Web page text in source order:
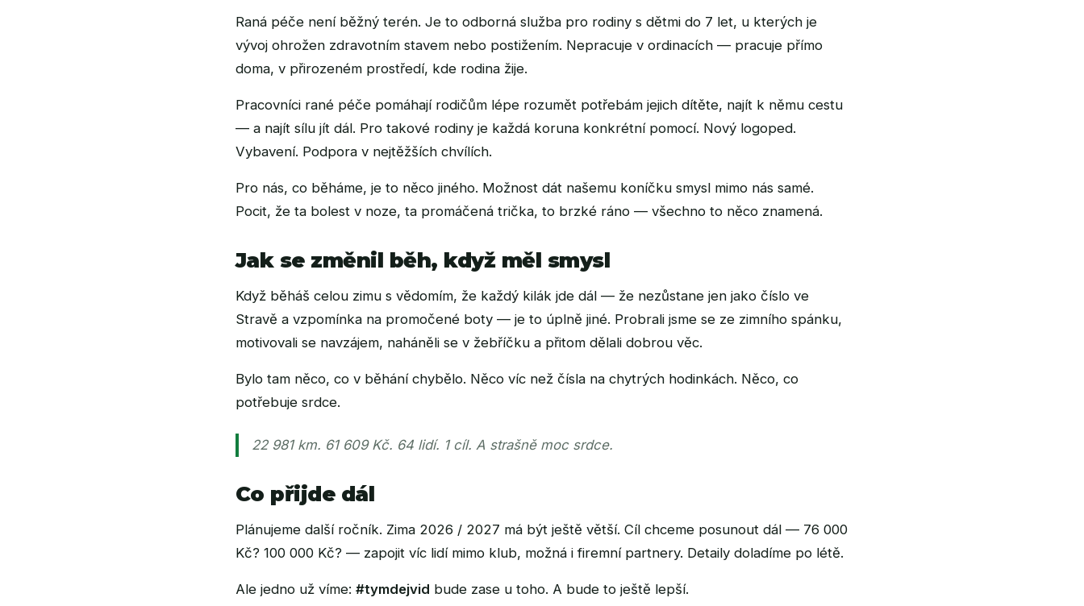
Raná péče není běžný terén. Je to odborná služba pro rodiny s dětmi do 7 let, u kterých je
vývoj ohrožen zdravotním stavem nebo postižením. Nepracuje v ordinacích — pracuje přímo
doma, v přirozeném prostředí, kde rodina žije.
Pracovníci rané péče pomáhají rodičům lépe rozumět potřebám jejich dítěte, najít k němu cestu
— a najít sílu jít dál. Pro takové rodiny je každá koruna konkrétní pomocí. Nový logoped.
Vybavení. Podpora v nejtěžších chvílích.
Pro nás, co běháme, je to něco jiného. Možnost dát našemu koníčku smysl mimo nás samé.
Pocit, že ta bolest v noze, ta promáčená trička, to brzké ráno — všechno to něco znamená.
Jak se změnil běh, když měl smysl
Když běháš celou zimu s vědomím, že každý kilák jde dál — že nezůstane jen jako číslo ve
Stravě a vzpomínka na promočené boty — je to úplně jiné. Probrali jsme se ze zimního spánku,
motivovali se navzájem, naháněli se v žebříčku a přitom dělali dobrou věc.
Bylo tam něco, co v běhání chybělo. Něco víc než čísla na chytrých hodinkách. Něco, co
potřebuje srdce.
22 981 km. 61 609 Kč. 64 lidí. 1 cíl. A strašně moc srdce.
Co přijde dál
Plánujeme další ročník. Zima 2026 / 2027 má být ještě větší. Cíl chceme posunout dál — 76 000
Kč? 100 000 Kč? — zapojit víc lidí mimo klub, možná i firemní partnery. Detaily doladíme po létě.
Ale jedno už víme: #tymdejvid bude zase u toho. A bude to ještě lepší.